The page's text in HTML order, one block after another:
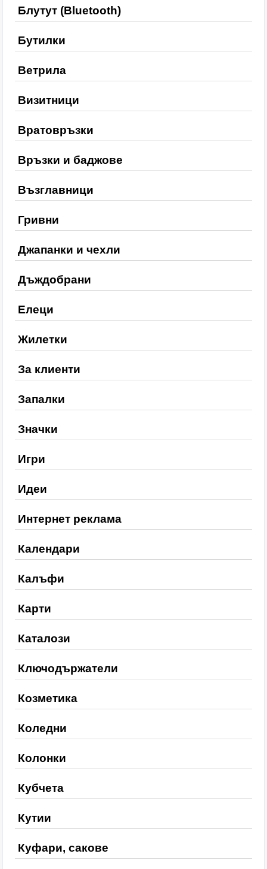
Блутут (Bluetooth)
Бутилки
Ветрила
Визитници
Вратовръзки
Връзки и баджове
Възглавници
Гривни
Джапанки и чехли
Дъждобрани
Елеци
Жилетки
За клиенти
Запалки
Значки
Игри
Идеи
Интернет реклама
Календари
Калъфи
Карти
Каталози
Ключодържатели
Козметика
Коледни
Колонки
Кубчета
Кутии
Куфари, сакове